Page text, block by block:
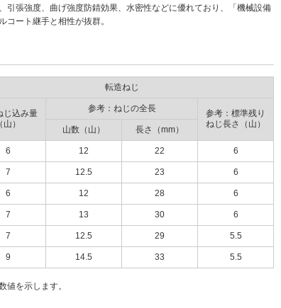
張強度、曲げ強度防錆効果、水密性などに優れており、「機械設備
ート継手と相性が抜群。
転造ねじ
じ込み量
（山）
参考：ねじの全長
参考：標準残り
ねじ長さ（山）
山数（山） 長さ（mm）
6 12 22 6
7 12.5 23 6
6 12 28 6
7 13 30 6
7 12.5 29 5.5
9 14.5 33 5.5
を示します。